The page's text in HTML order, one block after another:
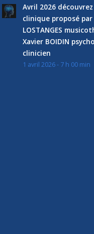
Avril 2026
clinique proposé par
LOSTANGES
Xavier BOIDIN
clinicien
1 avril 2026 - 7 h 00 min